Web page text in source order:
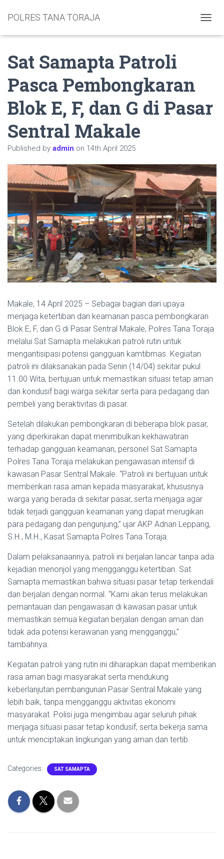
POLRES TANA TORAJA
Sat Samapta Patroli
Pasca Pembongkaran
Blok E, F, dan G di Pasar
Sentral Makale
Published by admin on 14th April 2025
Makale, 14 April 2025 – Sebagai bagian dari upaya
menjaga ketertiban dan keamanan pasca pembongkaran
Blok E, F, dan G di Pasar Sentral Makale, Polres Tana Toraja
melalui Sat Samapta melakukan patroli rutin untuk
mengantisipasi potensi gangguan kamtibmas. Kegiatan
patroli ini dilaksanakan pada Senin (14/04) sekitar pukul
11.00 Wita, bertujuan untuk memastikan situasi tetap aman
dan kondusif bagi warga sekitar serta para pedagang dan
pembeli yang beraktivitas di pasar.
Setelah dilakukan pembongkaran di beberapa blok pasar,
yang diperkirakan dapat menimbulkan kekhawatiran
terhadap gangguan keamanan, personel Sat Samapta
Polres Tana Toraja melakukan pengawasan intensif di
kawasan Pasar Sentral Makale. “Patroli ini bertujuan untuk
memberikan rasa aman kepada masyarakat, khususnya
warga yang berada di sekitar pasar, serta menjaga agar
tidak terjadi gangguan keamanan yang dapat merugikan
para pedagang dan pengunjung,” ujar AKP Adnan Leppang,
S.H., M.H., Kasat Samapta Polres Tana Toraja.
Dalam pelaksanaannya, patroli ini berjalan lancar tanpa ada
kejadian menonjol yang mengganggu ketertiban. Sat
Samapta memastikan bahwa situasi pasar tetap terkendali
dan berjalan dengan normal. “Kami akan terus melakukan
pemantauan dan pengawasan di kawasan pasar untuk
memastikan semua kegiatan berjalan dengan aman dan
tidak ada potensi kerawanan yang mengganggu,”
tambahnya.
Kegiatan patroli yang rutin ini diharapkan dapat memberikan
rasa aman bagi masyarakat serta mendukung
keberlanjutan pembangunan Pasar Sentral Makale yang
lebih baik, tanpa mengganggu aktivitas ekonomi
masyarakat. Polisi juga mengimbau agar seluruh pihak
menjaga situasi pasar tetap kondusif, serta bekerja sama
untuk menciptakan lingkungan yang aman dan tertib.
Categories: SAT SAMAPTA